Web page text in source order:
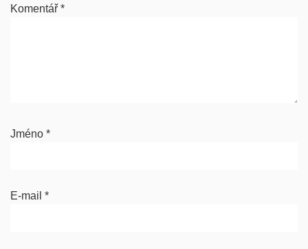
Komentář *
Jméno *
E-mail *